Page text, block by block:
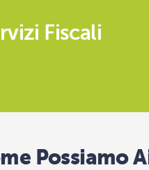
Fiscali
Possiamo